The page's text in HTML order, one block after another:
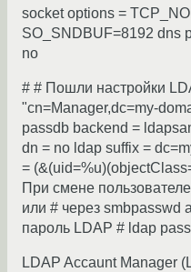
socket options =
SO_SNDBUF=8192 dns
no
# # Пошли настройки
"cn=Manager,dc=my-
passdb backend =
dn = no ldap suffix =
=
При смене
или # через smbpasswd
пароль LDAP # ldap
LDAP Accaunt Manager